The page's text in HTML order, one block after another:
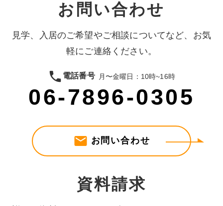
お問い合わせ
見学、入居のご希望やご相談についてなど、お気
軽にご連絡ください。
phone 電話番号 月〜金曜日：10時~16時
06-7896-0305
mail お問い合わせ
資料請求